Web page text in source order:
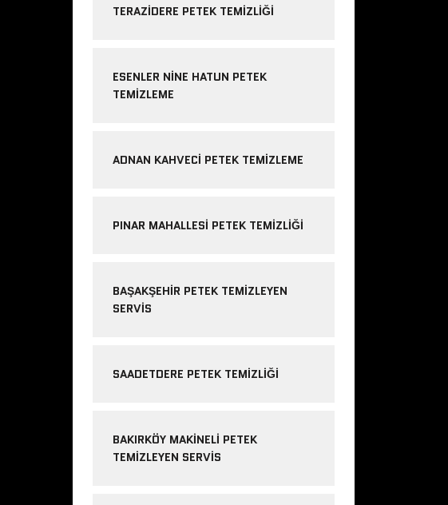
TERAZIDERE PETEK TEMIZLIĞI
ESENLER NINE HATUN PETEK
TEMIZLEME
ADNAN KAHVECI PETEK TEMIZLEME
PINAR MAHALLESI PETEK TEMIZLIĞI
BAŞAKŞEHIR PETEK TEMIZLEYEN
SERVIS
SAADETDERE PETEK TEMIZLIĞI
BAKIRKÖY MAKINELI PETEK
TEMIZLEYEN SERVIS